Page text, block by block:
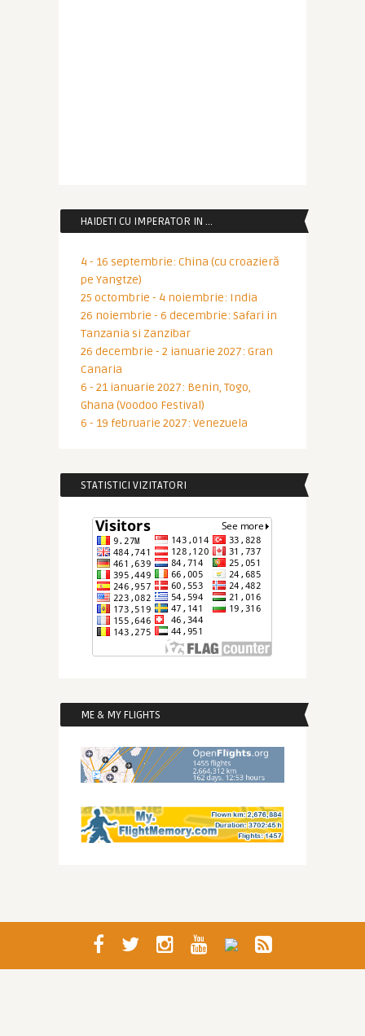
HAIDETI CU IMPERATOR IN …
4 - 16 septembrie: China (cu croazieră
pe Yangtze)
25 octombrie - 4 noiembrie: India
26 noiembrie - 6 decembrie: Safari in
Tanzania si Zanzibar
26 decembrie - 2 ianuarie 2027: Gran
Canaria
6 - 21 ianuarie 2027: Benin, Togo,
Ghana (Voodoo Festival)
6 - 19 februarie 2027: Venezuela
STATISTICI VIZITATORI
ME & MY FLIGHTS